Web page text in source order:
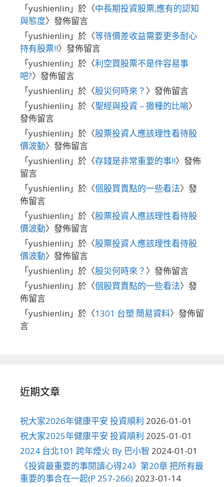
「yushienlin 」於〈中長期投資股票,應有的認知
與態度〉發佈留言
「yushienlin 」於〈等待價差收益需要更多耐心
持有股票!!〉發佈留言
「yushienlin 」於〈利空買股票不是件容易事
吧?〉發佈留言
「yushienlin 」於〈股災何時來？ 〉發佈留言
「yushienlin 」於〈聖經與投資 – 撒種的比喻〉
發佈留言
「yushienlin 」於〈股票投資人應該理性看待股
價波動〉發佈留言
「yushienlin 」於〈存錢是非常重要的事!!〉發佈
留言
「yushienlin 」於〈個股買賣點的一些看法〉發
佈留言
「yushienlin 」於〈股票投資人應該理性看待股
價波動〉發佈留言
「yushienlin 」於〈股票投資人應該理性看待股
價波動〉發佈留言
「yushienlin 」於〈股災何時來？ 〉發佈留言
「yushienlin 」於〈個股買賣點的一些看法〉發
佈留言
「yushienlin 」於〈1301 台塑 簡易資料〉發佈留
言
近期文章
祝大家2026年健康平安 投資順利 2026-01-01
祝大家2025年健康平安 投資順利 2025-01-01
2024 台北101 跨年煙火 By 巴小智 2024-01-01
《投資最重要的事閱讀心得24》第20章 把所有最
重要的事合在一起(P 257-266) 2023-01-14